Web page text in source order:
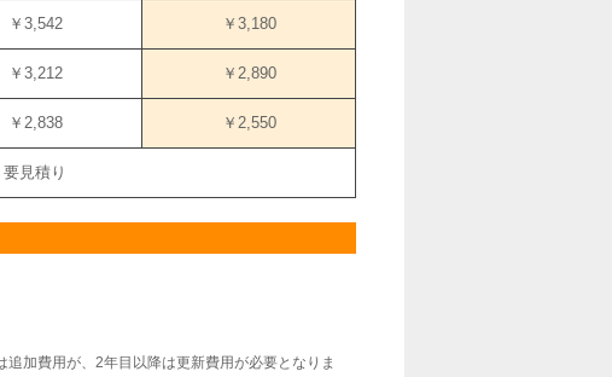
￥3,542 ￥3,180
￥3,212 ￥2,890
￥2,838 ￥2,550
要見積り
加費用が、2年目以降は更新費用が必要となりま